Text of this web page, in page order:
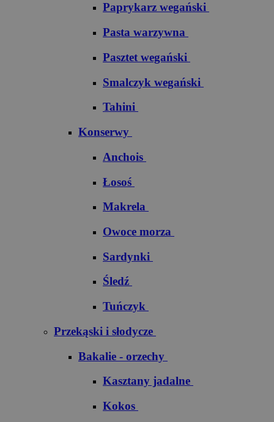
Paprykarz wegański
Pasta warzywna
Pasztet wegański
Smalczyk wegański
Tahini
Konserwy
Anchois
Łosoś
Makrela
Owoce morza
Sardynki
Śledź
Tuńczyk
Przekąski i słodycze
Bakalie - orzechy
Kasztany jadalne
Kokos